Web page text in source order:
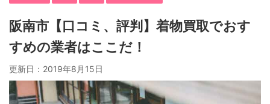
阪南市【口コミ、評判】着物買取でおす
すめの業者はここだ！
更新日： 2019年8月15日